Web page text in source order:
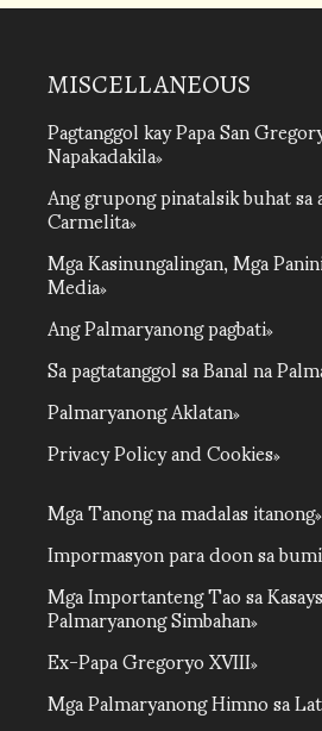
MISCELLANEOUS
Pagtanggol kay Papa San
Napakadakila
Ang grupong pinatalsik buhat
Carmelita
Mga Kasinungalingan, Mga
Media
Ang Palmaryanong pagbati
Sa pagtatanggol sa Banal na
Palmaryanong Aklatan
Privacy Policy and Cookies
Mga Tanong na madalas itanong
Impormasyon para doon sa
Mga Importanteng Tao sa
Palmaryanong Simbahan
Ex-Papa Gregoryo XVIII
Mga Palmaryanong Himno sa